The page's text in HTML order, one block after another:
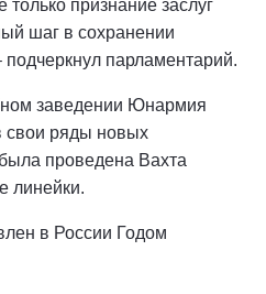
признание заслуг
шаг в сохранении
подчеркнул парламентарий.
заведении Юнармия
свои ряды новых
проведена Вахта
линейки.
в России Годом